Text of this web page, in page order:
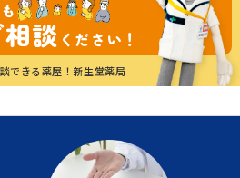
談 ください！
できる薬屋！ 新生堂薬局